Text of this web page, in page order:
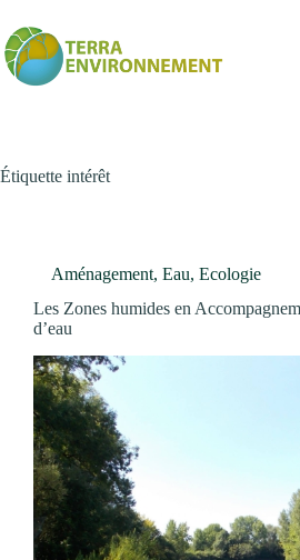
au
contenu
Étiquette intérêt
Aménagement, Eau, Ecologie
Les Zones humides en
d’eau